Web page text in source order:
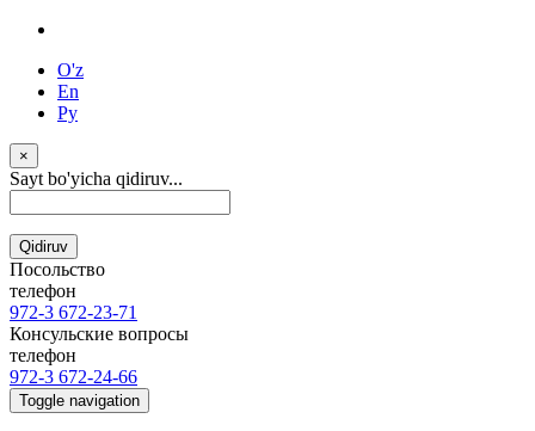
O'z
En
Ру
×
Sayt bo'yicha qidiruv...
Qidiruv
Посольство
телефон
972-3 672-23-71
Консульские вопросы
телефон
972-3 672-24-66
Toggle navigation